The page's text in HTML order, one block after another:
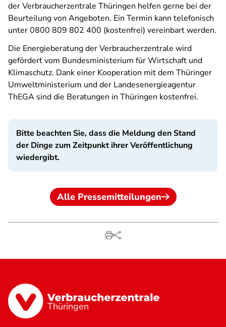
der Verbraucherzentrale Thüringen helfen gerne bei der
Beurteilung von Angeboten. Ein Termin kann telefonisch
unter 0800 809 802 400 (kostenfrei) vereinbart werden.
Die Energieberatung der Verbraucherzentrale wird
gefördert vom Bundesministerium für Wirtschaft und
Klimaschutz. Dank einer Kooperation mit dem Thüringer
Umweltministerium und der Landesenergieagentur
ThEGA sind die Beratungen in Thüringen kostenfrei.
Bitte beachten Sie, dass die Meldung den Stand
der Dinge zum Zeitpunkt ihrer Veröffentlichung
wiedergibt.
Alle Pressemitteilungen
Thüringen